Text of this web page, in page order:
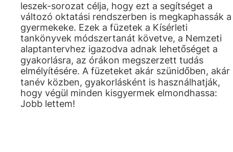
leszek-sorozat célja, hogy ezt a segítséget a
változó oktatási rendszerben is megkaphassák a
gyermekeke. Ezek a füzetek a Kísérleti
tankönyvek módszertanát követve, a Nemzeti
alaptantervhez igazodva adnak lehetőséget a
gyakorlásra, az órákon megszerzett tudás
elmélyítésére. A füzeteket akár szünidőben, akár
tanév közben, gyakorlásként is használhatják,
hogy végül minden kisgyermek elmondhassa:
Jobb lettem!